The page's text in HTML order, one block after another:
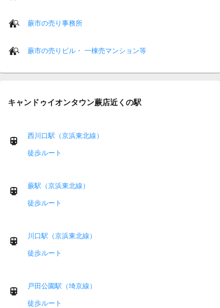
蕨市の売り事務所
蕨市の売りビル・ 一棟売マンション等
キャンドゥイオンタウン蕨店近くの駅
西川口駅（京浜東北線）
徒歩ルート
蕨駅（京浜東北線）
徒歩ルート
川口駅（京浜東北線）
徒歩ルート
戸田公園駅（埼京線）
徒歩ルート